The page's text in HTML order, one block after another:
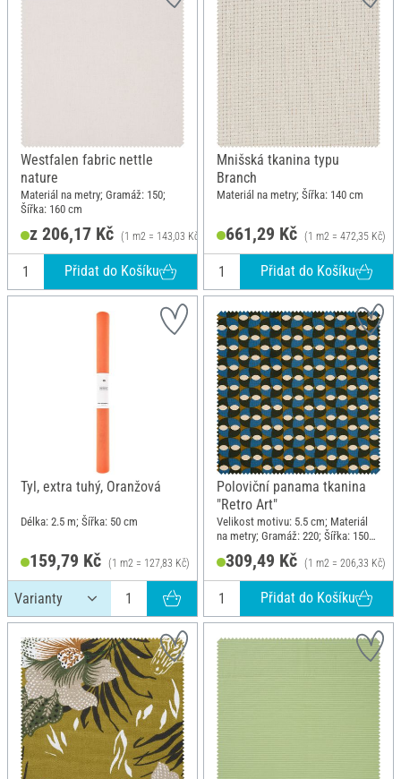
Westfalen fabric nettle
nature
Materiál na metry; Gramáž: 150;
Šířka: 160 cm
z 206,17 Kč (1 m2 = 143,03 Kč)
Přidat do Košíku
Mnišská tkanina typu
Branch
Materiál na metry; Šířka: 140 cm
661,29 Kč (1 m2 = 472,35 Kč)
Přidat do Košíku
Tyl, extra tuhý, Oranžová
Délka: 2.5 m; Šířka: 50 cm
159,79 Kč (1 m2 = 127,83 Kč)
Poloviční panama tkanina
"Retro Art"
Velikost motivu: 5.5 cm; Materiál
na metry; Gramáž: 220; Šířka: 150
309,49 Kč (1 m2 = 206,33 Kč)
Přidat do Košíku